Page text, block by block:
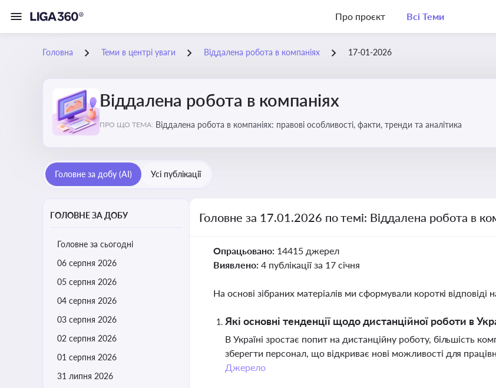
Про проєкт Всі Теми
Головна Теми в центрі уваги Віддалена робота в компаніях 17-01-2026
Віддалена робота в компаніях
ПРО ЩО ТЕМА: Віддалена робота в компаніях: правові особливості, факти, тренди та аналітика
Головне за добу (AI) Усі публікації
ГОЛОВНЕ ЗА ДОБУ
Головне за сьогодні
06 серпня 2026
05 серпня 2026
04 серпня 2026
03 серпня 2026
02 серпня 2026
01 серпня 2026
31 липня 2026
Головне за 17.01.2026 по темі: Віддалена робота в
Опрацьовано: 14415 джерел
Виявлено: 4 публікації за 17 січня
На основі зібраних матеріалів ми сформували короткі відповіді
Які основні тенденції щодо дистанційної роботи в
В Україні зростає попит на дистанційну роботу, більшість
зберегти персонал, що відкриває нові можливості для
Джерело